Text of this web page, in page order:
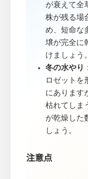
が衰えて全
株が残る場
め、短命な
壌が完全に
けましょう。
冬の水やり
ロゼットを
にあります
枯れてしま
が乾燥した
しょう。
注意点